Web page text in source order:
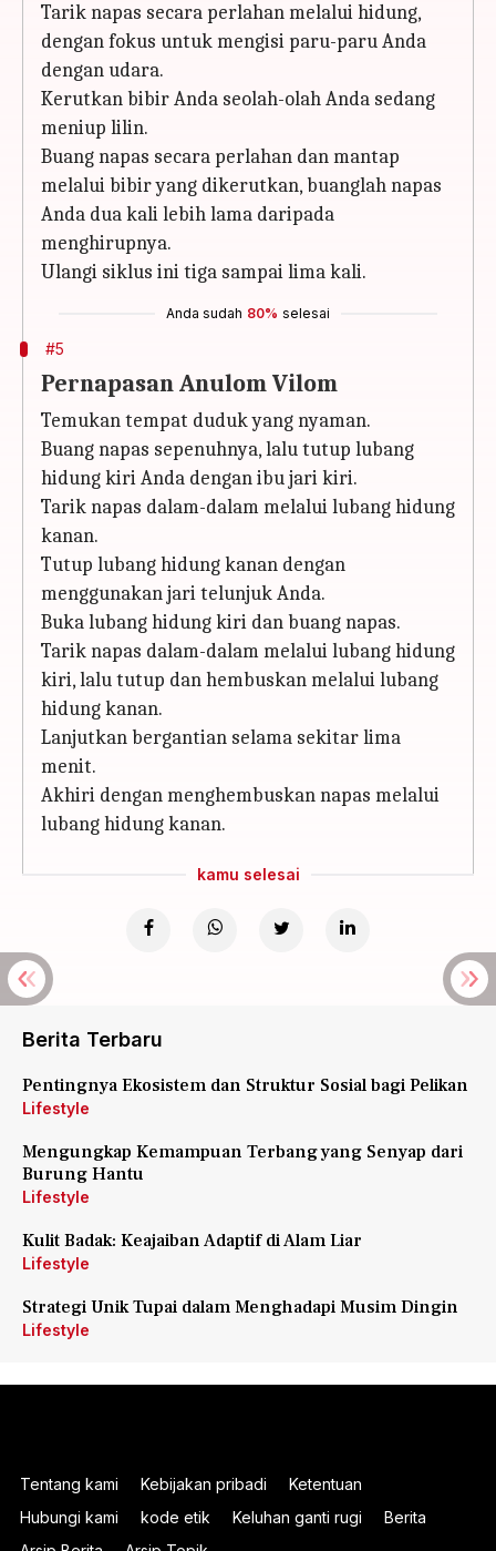
Tarik napas secara perlahan melalui hidung,
dengan fokus untuk mengisi paru-paru Anda
dengan udara.
Kerutkan bibir Anda seolah-olah Anda sedang
meniup lilin.
Buang napas secara perlahan dan mantap
melalui bibir yang dikerutkan, buanglah napas
Anda dua kali lebih lama daripada
menghirupnya.
Ulangi siklus ini tiga sampai lima kali.
Anda sudah 80% selesai
#5
Pernapasan Anulom Vilom
Temukan tempat duduk yang nyaman.
Buang napas sepenuhnya, lalu tutup lubang
hidung kiri Anda dengan ibu jari kiri.
Tarik napas dalam-dalam melalui lubang hidung
kanan.
Tutup lubang hidung kanan dengan
menggunakan jari telunjuk Anda.
Buka lubang hidung kiri dan buang napas.
Tarik napas dalam-dalam melalui lubang hidung
kiri, lalu tutup dan hembuskan melalui lubang
hidung kanan.
Lanjutkan bergantian selama sekitar lima
menit.
Akhiri dengan menghembuskan napas melalui
lubang hidung kanan.
kamu selesai
Berita Terbaru
Pentingnya Ekosistem dan Struktur Sosial bagi Pelikan
Lifestyle
Mengungkap Kemampuan Terbang yang Senyap dari
Burung Hantu
Lifestyle
Kulit Badak: Keajaiban Adaptif di Alam Liar
Lifestyle
Strategi Unik Tupai dalam Menghadapi Musim Dingin
Lifestyle
Tentang kami Kebijakan pribadi
Ketentuan
Hubungi kami
kode etik Keluhan ganti rugi
Berita